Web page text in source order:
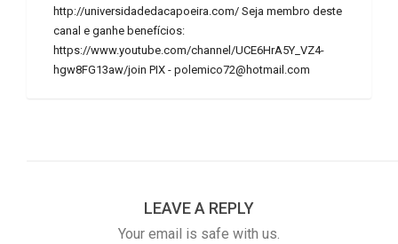
http://universidadedacapoeira.com/ Seja membro deste
canal e ganhe benefícios:
https://www.youtube.com/channel/UCE6HrA5Y_VZ4-
hgw8FG13aw/join PIX - polemico72@hotmail.com
LEAVE A REPLY
Your email is safe with us.